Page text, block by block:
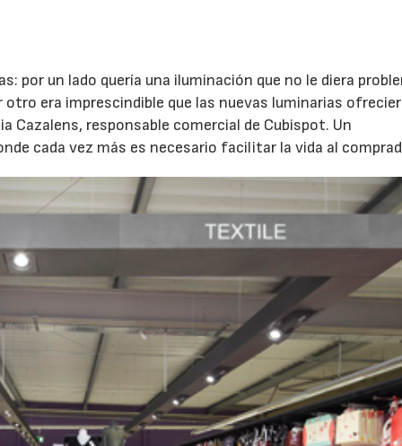
por un lado quería una iluminación que no le diera
era imprescindible que las nuevas luminarias
Cazalens, responsable comercial de Cubispot. Un
cada vez más es necesario facilitar la vida al
28/07/2026 30/07/2026